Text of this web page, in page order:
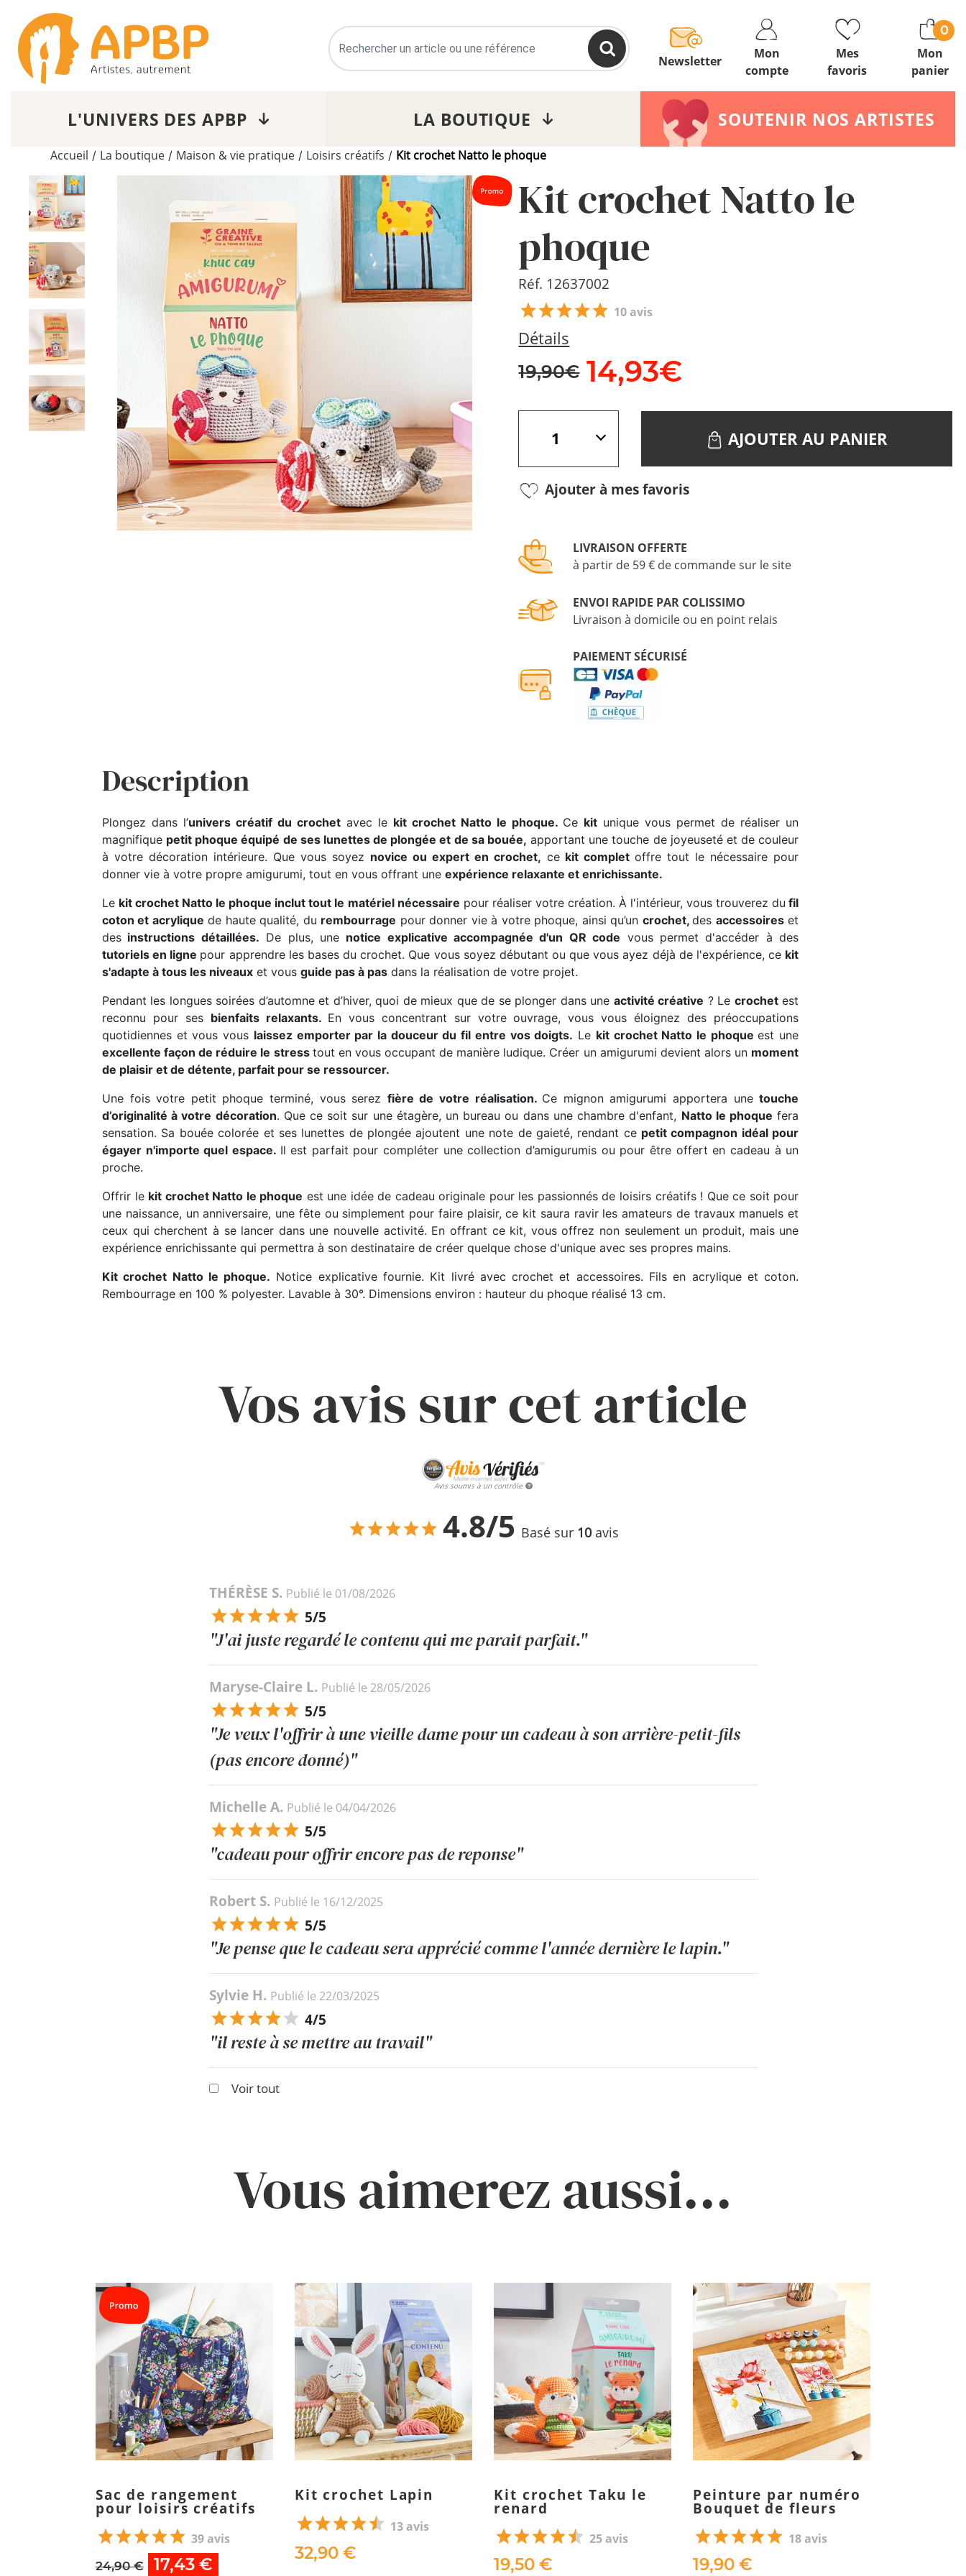
Newsletter
Mon
compte
Mes
favoris
Mon
panier
0
L'UNIVERS DES APBP LA BOUTIQUE SOUTENIR NOS ARTISTES
Accueil / La boutique / Maison & vie pratique / Loisirs créatifs / Kit crochet Natto le phoque
Kit crochet Natto le
phoque
Réf. 12637002
10 avis
Détails
19,90€ 14,93€
AJOUTER AU PANIER
Ajouter à mes favoris
LIVRAISON OFFERTE
à partir de 59 € de commande sur le site
ENVOI RAPIDE PAR COLISSIMO
Livraison à domicile ou en point relais
PAIEMENT SÉCURISÉ
Description
Plongez dans l’univers créatif du crochet avec le kit crochet Natto le phoque. Ce kit unique vous permet de réaliser un
magnifique petit phoque équipé de ses lunettes de plongée et de sa bouée, apportant une touche de joyeuseté et de couleur
à votre décoration intérieure. Que vous soyez novice ou expert en crochet, ce kit completoffre tout le nécessaire pour
donner vie à votre propre amigurumi, tout en vous offrant une expérience relaxante et enrichissante.
Le kit crochet Natto le phoque inclut tout le matériel nécessaire pour réaliser votre création. À l'intérieur, vous trouverez du fil
coton et acrylique de haute qualité, du rembourrage pour donner vie à votre phoque, ainsi qu’un crochet,des accessoireset
des instructions détaillées. De plus, une notice explicative accompagnée d'un QR code vous permet d'accéder à des
tutoriels en ligne pour apprendre les bases du crochet. Que vous soyez débutant ou que vous ayez déjà de l'expérience, ce kit
s'adapte à tous les niveaux et vous guide pas à pas dans la réalisation de votre projet.
Pendant les longues soirées d’automne et d’hiver, quoi de mieux que de se plonger dans une activité créative ? Le crochetest
reconnu pour ses bienfaits relaxants. En vous concentrant sur votre ouvrage, vous vous éloignez des préoccupations
quotidiennes et vous vous laissez emporter par la douceur du fil entre vos doigts. Le kit crochet Natto le phoqueest une
excellente façon de réduire le stress tout en vous occupant de manière ludique. Créer un amigurumi devient alors un moment
de plaisir et de détente, parfait pour se ressourcer.
Une fois votre petit phoque terminé, vous serez fière de votre réalisation. Ce mignon amigurumi apportera unetouche
d’originalité à votre décoration. Que ce soit sur une étagère, un bureau ou dans une chambre d'enfant, Natto le phoque fera
sensation. Sa bouée colorée et ses lunettes de plongée ajoutent une note de gaieté, rendant ce petit compagnon idéal pour
égayer n'importe quel espace. Il est parfait pour compléter une collection d’amigurumis ou pour être offert en cadeau à un
proche.
Offrir le kit crochet Natto le phoque est une idée de cadeau originale pour les passionnés de loisirs créatifs ! Que ce soit pour
une naissance, un anniversaire, une fête ou simplement pour faire plaisir, ce kit saura ravir les amateurs de travaux manuels et
ceux qui cherchent à se lancer dans une nouvelle activité. En offrant ce kit, vous offrez non seulement un produit, mais une
expérience enrichissante qui permettra à son destinataire de créer quelque chose d'unique avec ses propres mains.
Kit crochet Natto le phoque. Notice explicative fournie. Kit livré avec crochet et accessoires. Fils en acrylique et coton.
Rembourrage en 100 % polyester. Lavable à 30°. Dimensions environ : hauteur du phoque réalisé 13 cm.
Vos avis sur cet article
Avis soumis à un contrôle
4.8/5 Basé sur 10avis
THÉRÈSE S. Publié le 01/08/2026
5/5
"J'ai juste regardé le contenu qui me parait parfait."
Maryse-Claire L. Publié le 28/05/2026
5/5
"Je veux l'offrir à une vieille dame pour un cadeau à son arrière-petit-fils
(pas encore donné)"
Michelle A. Publié le 04/04/2026
5/5
"cadeau pour offrir encore pas de reponse"
Robert S. Publié le 16/12/2025
5/5
"Je pense que le cadeau sera apprécié comme l'année dernière le lapin."
Sylvie H. Publié le 22/03/2025
4/5
"il reste à se mettre au travail"
Voir tout
Vous aimerez aussi...
Sac de rangement
pour loisirs créatifs
39 avis
24,90 € 17,43 €
Kit crochet Lapin
13 avis
32,90 €
Kit crochet Taku le
renard
25 avis
19,50 €
Peinture par numéro
Bouquet de fleurs
18 avis
19,90 €